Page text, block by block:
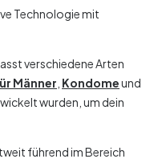
Technologie mit
verschiedene Arten
Männer Kondomeund
wurden, um dein
führend im Bereich